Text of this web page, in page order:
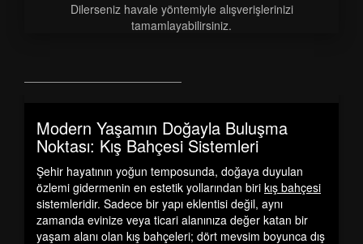
Dilerseniz havale yöntemiyle alışverişlerinizi
tamamlayabilirsiniz.
Modern Yaşamın Doğayla Buluşma
Noktası: Kış Bahçesi Sistemleri
Şehir hayatının yoğun temposunda, doğaya duyulan
özlemi gidermenin en estetik yollarından biri kış bahçesi
sistemleridir. Sadece bir yapı eklentisi değil, aynı
zamanda evinize veya ticari alanınıza değer katan bir
yaşam alanı olan kış bahçeleri; dört mevsim boyunca dış